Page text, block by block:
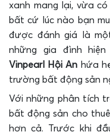
xanh mang lại, vừa
bất cứ lúc nào bạn
được đánh giá là
những gia đình hiện
Vinpearl Hội An hứa
trường bất động sản
Với những phân tích
bất động sản cho
hơn cả. Trước khi